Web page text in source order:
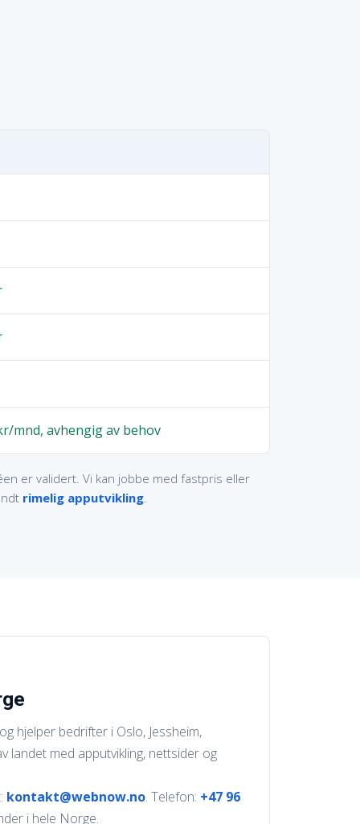
mnd, avhengig av behov
er validert. Vi kan jobbe med fastpris eller
rimelig apputvikling.
hjelper bedrifter i Oslo, Jessheim,
landet med apputvikling, nettsider og
kontakt@webnow.no. Telefon: +47 96
i hele Norge.